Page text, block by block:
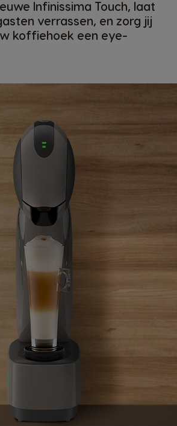
Infinissima Touch, laat
verrassen, en zorg jij
koffiehoek een eye-